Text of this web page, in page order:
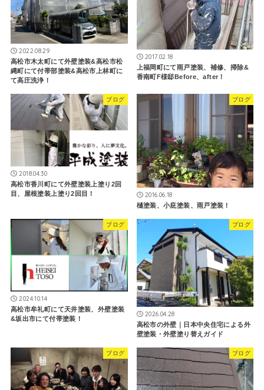
2022.08.29
高松市木太町にて外壁塗装&高松市松
縄町にて付帯部塗装&高松市上林町に
て高圧洗浄！
2017.02.18
上福岡町にて雨戸塗装、補修、掃除&
香南町F様邸Before、after！
ブログ
2018.04.30
高松市香川町にて外壁塗装上塗り2回
目、屋根塗装上塗り2回目！
ブログ
2016.06.18
樋塗装、小庇塗装、雨戸塗装！
ブログ
2024.10.14
高松市牟礼町にて天井塗装、外壁塗装
&坂出市にて付帯塗装！
ブログ
2026.04.28
高松市の外壁｜日本中央住宅による外
壁塗装・外壁塗り替えガイド
ブログ ブログ